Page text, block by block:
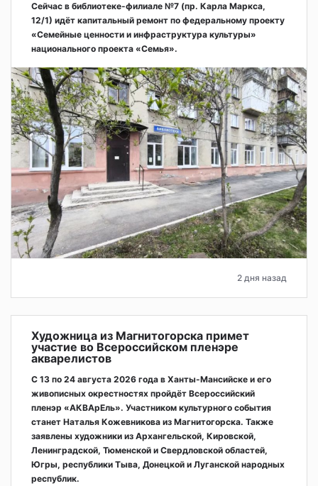
Сейчас в библиотеке-филиале №7 (пр. Карла Маркса,
12/1) идёт капитальный ремонт по федеральному проекту
«Семейные ценности и инфраструктура культуры»
национального проекта «Семья».
2 дня назад
Художница из Магнитогорска примет
участие во Всероссийском пленэре
акварелистов
С 13 по 24 августа 2026 года в Ханты-Мансийске и его
живописных окрестностях пройдёт Всероссийский
пленэр «АКВАрЕль». Участником культурного события
станет Наталья Кожевникова из Магнитогорска. Также
заявлены художники из Архангельской, Кировской,
Ленинградской, Тюменской и Свердловской областей,
Югры, республики Тыва, Донецкой и Луганской народных
республик.